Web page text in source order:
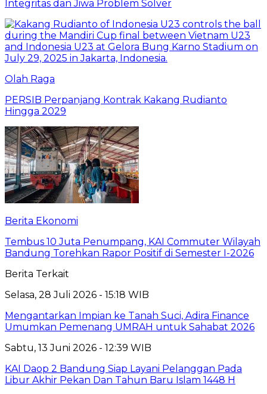
Integritas dan Jiwa Problem Solver
Olah Raga
PERSIB Perpanjang Kontrak Kakang Rudianto
Hingga 2029
Berita Ekonomi
Tembus 10 Juta Penumpang, KAI Commuter Wilayah
Bandung Torehkan Rapor Positif di Semester I-2026
Berita Terkait
Selasa, 28 Juli 2026 - 15:18 WIB
Mengantarkan Impian ke Tanah Suci, Adira Finance
Umumkan Pemenang UMRAH untuk Sahabat 2026
Sabtu, 13 Juni 2026 - 12:39 WIB
KAI Daop 2 Bandung Siap Layani Pelanggan Pada
Libur Akhir Pekan Dan Tahun Baru Islam 1448 H